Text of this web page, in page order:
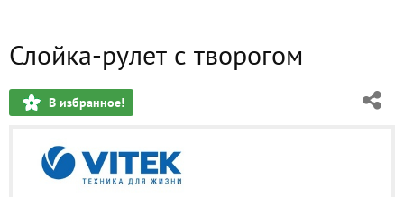
Слойка-рулет с творогом
В избранное!